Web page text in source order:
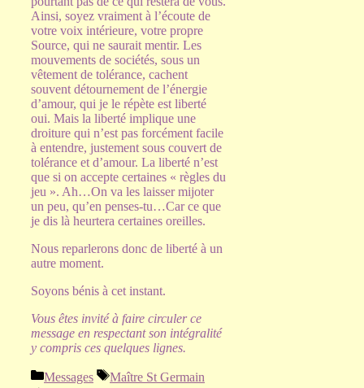
Ainsi, soyez vraiment à l’écoute de
votre voix intérieure, votre propre
Source, qui ne saurait mentir. Les
mouvements de sociétés, sous un
vêtement de tolérance, cachent
souvent détournement de l’énergie
d’amour, qui je le répète est liberté
oui. Mais la liberté implique une
droiture qui n’est pas forcément facile
à entendre, justement sous couvert de
tolérance et d’amour. La liberté n’est
que si on accepte certaines « règles du
jeu ». Ah…On va les laisser mijoter
un peu, qu’en penses-tu…Car ce que
je dis là heurtera certaines oreilles.
Nous reparlerons donc de liberté à un
autre moment.
Soyons bénis à cet instant.
Vous êtes invité à faire circuler ce
message en respectant son intégralité
y compris ces quelques lignes.
Catégories
Messages Étiquettes
Maître St Germain